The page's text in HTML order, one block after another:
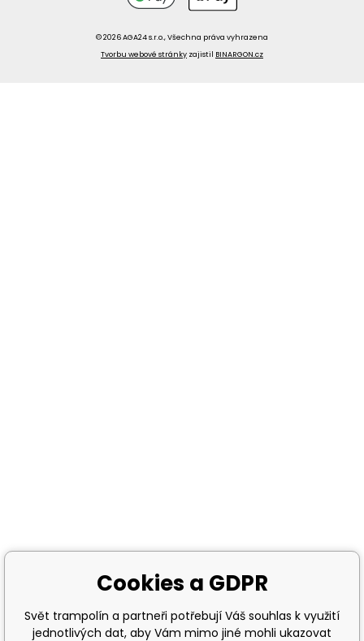
© 2026 AGA24 s.r.o., Všechna práva vyhrazena
Tvorbu webové stránky zajistil BINARGON.cz
Cookies a GDPR
Svět trampolín a partneři potřebují Váš souhlas k využití
jednotlivých dat, aby Vám mimo jiné mohli ukazovat